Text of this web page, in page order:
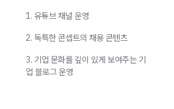
1. 유튜브 채널 운영
2. 독특한 콘셉트의 채용 콘텐츠
3. 기업 문화를 깊이 있게 보여주는 기
업 블로그 운영